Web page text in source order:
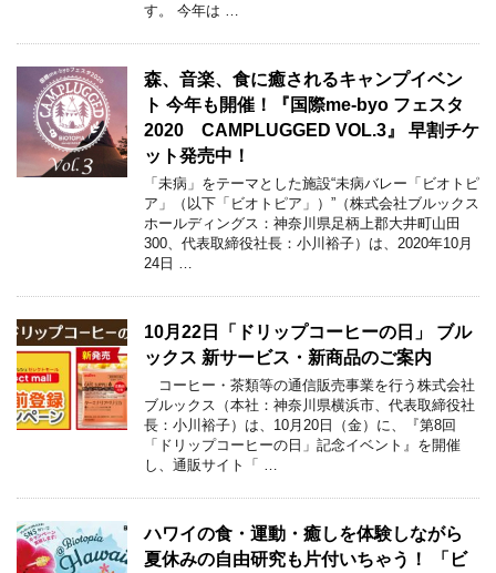
す。 今年は …
森、音楽、食に癒されるキャンプイベン
ト 今年も開催！『国際me-byo フェスタ
2020 CAMPLUGGED VOL.3』 早割チケ
ット発売中！
「未病」をテーマとした施設“未病バレー「ビオトピ
ア」（以下「ビオトピア」）”（株式会社ブルックス
ホールディングス：神奈川県足柄上郡大井町山田
300、代表取締役社長：小川裕子）は、2020年10月
24日 …
10月22日「ドリップコーヒーの日」 ブル
ックス 新サービス・新商品のご案内
コーヒー・茶類等の通信販売事業を行う株式会社
ブルックス（本社：神奈川県横浜市、代表取締役社
長：小川裕子）は、10月20日（金）に、『第8回
「ドリップコーヒーの日」記念イベント』を開催
し、通販サイト「 …
ハワイの食・運動・癒しを体験しながら
夏休みの自由研究も片付いちゃう！ 「ビ